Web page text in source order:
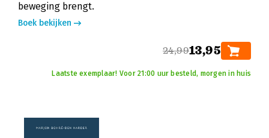
beweging brengt.
Boek bekijken
24,9913,95
Laatste exemplaar! Voor 21:00 uur besteld, morgen in huis